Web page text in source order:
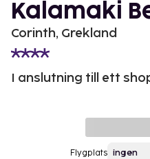
Kalamaki
Corinth, Grekland
I anslutning till ett
Flygplats